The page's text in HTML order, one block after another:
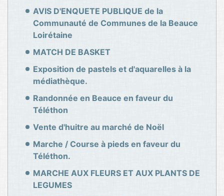
AVIS D'ENQUETE PUBLIQUE de la
Communauté de Communes de la Beauce
Loirétaine
MATCH DE BASKET
Exposition de pastels et d'aquarelles à la
médiathèque.
Randonnée en Beauce en faveur du
Téléthon
Vente d'huitre au marché de Noël
Marche / Course à pieds en faveur du
Téléthon.
MARCHE AUX FLEURS ET AUX PLANTS DE
LEGUMES